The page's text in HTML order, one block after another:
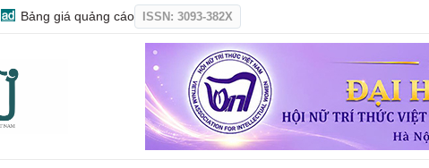
Bảng giá quảng cáo ISSN: 3093-382X